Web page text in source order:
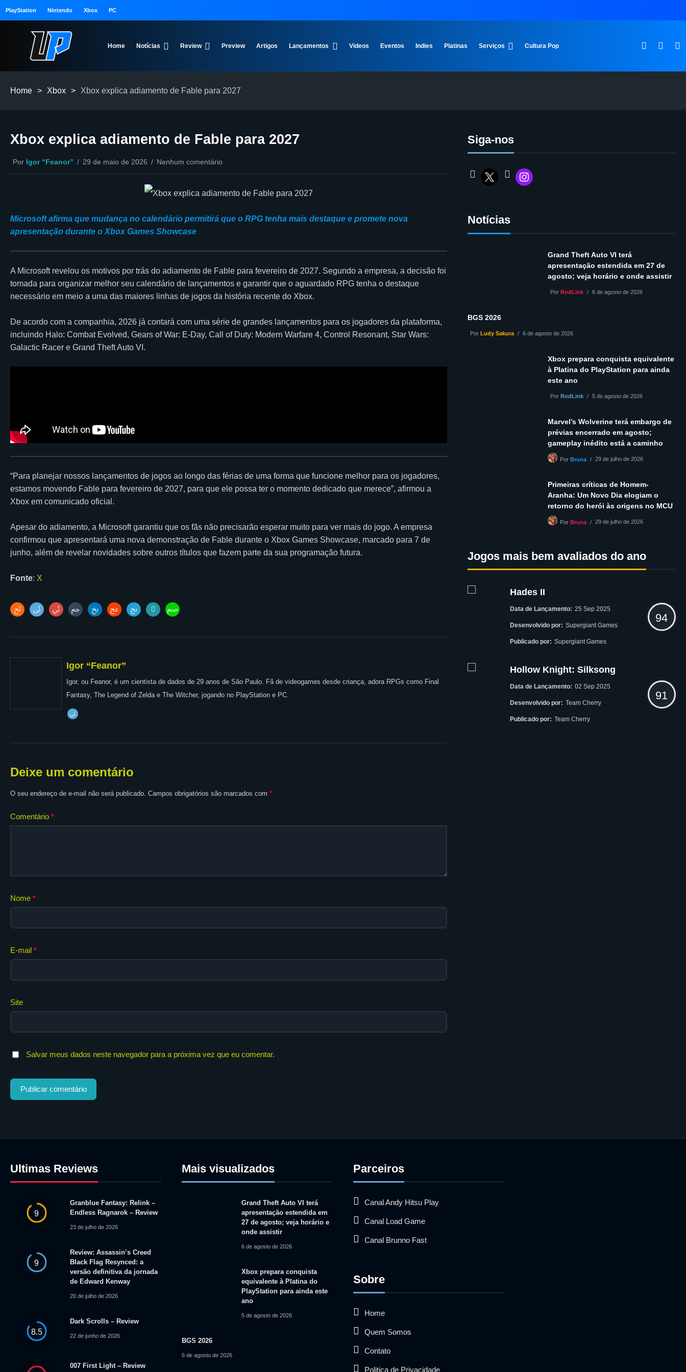
PlayStation Nintendo Xbox PC
Home Notícias Review Preview Artigos Lançamentos Videos Eventos Indies Platinas Serviços Cultura Pop
Home > Xbox > Xbox explica adiamento de Fable para 2027
Xbox explica adiamento de Fable para 2027
Por Igor “Feanor” 29 de maio de 2026 Nenhum comentário
Microsoft afirma que mudança no calendário permitirá que o RPG tenha mais destaque e promete nova
apresentação durante o Xbox Games Showcase
A Microsoft revelou os motivos por trás do adiamento de Fable para fevereiro de 2027. Segundo a empresa, a decisão foi
tomada para organizar melhor seu calendário de lançamentos e garantir que o aguardado RPG tenha o destaque
necessário em meio a uma das maiores linhas de jogos da história recente do Xbox.
De acordo com a companhia, 2026 já contará com uma série de grandes lançamentos para os jogadores da plataforma,
incluindo Halo: Combat Evolved, Gears of War: E-Day, Call of Duty: Modern Warfare 4, Control Resonant, Star Wars:
Galactic Racer e Grand Theft Auto VI .
“Para planejar nossos lançamentos de jogos ao longo das férias de uma forma que funcione melhor para os jogadores,
estamos movendo Fable para fevereiro de 2027, para que ele possa ter o momento dedicado que merece”, afirmou a
Xbox em comunicado oficial.
Apesar do adiamento, a Microsoft garantiu que os fãs não precisarão esperar muito para ver mais do jogo. A empresa
confirmou que apresentará uma nova demonstração de Fable durante o Xbox Games Showcase, marcado para 7 de
junho, além de revelar novidades sobre outros títulos que fazem parte da sua programação futura.
Fonte: X
Igor “Feanor”
Igor, ou Feanor, é um cientista de dados de 29 anos de São Paulo. Fã de videogames desde criança, adora RPGs como Final
Fantasy, The Legend of Zelda e The Witcher, jogando no PlayStation e PC.
Deixe um comentário
O seu endereço de e-mail não será publicado. Campos obrigatórios são marcados com *
Comentário *
Nome *
E-mail *
Site
Salvar meus dados neste navegador para a próxima vez que eu comentar.
Siga-nos
Notícias
Grand Theft Auto VI terá
apresentação estendida em 27 de
agosto; veja horário e onde assistir
Por RodLink 6 de agosto de 2026
BGS 2026
PorLudy Sakura 6 de agosto de 2026
Xbox prepara conquista equivalente
à Platina do PlayStation para ainda
este ano
Por RodLink 5 de agosto de 2026
Marvel’s Wolverine terá embargo de
prévias encerrado em agosto;
gameplay inédito está a caminho
PorBruna 29 de julho de 2026
Primeiras críticas de Homem-
Aranha: Um Novo Dia elogiam o
retorno do herói às origens no MCU
PorBruna 29 de julho de 2026
Jogos mais bem avaliados do ano
Hades II
Data de Lançamento: 25 Sep 2025
Desenvolvido por: Supergiant Games
Publicado por: Supergiant Games
94
Hollow Knight: Silksong
Data de Lançamento: 02 Sep 2025
Desenvolvido por: Team Cherry
Publicado por: Team Cherry
91
Ultimas Reviews
9
Granblue Fantasy: Relink –
Endless Ragnarok – Review
23 de julho de 2026
9
Review: Assassin’s Creed
Black Flag Resynced: a
versão definitiva da jornada
de Edward Kenway
20 de julho de 2026
8.5
Dark Scrolls – Review
22 de junho de 2026
007 First Light – Review
Mais visualizados
Grand Theft Auto VI terá
apresentação estendida em
27 de agosto; veja horário e
onde assistir
6 de agosto de 2026
Xbox prepara conquista
equivalente à Platina do
PlayStation para ainda este
ano
5 de agosto de 2026
BGS 2026
6 de agosto de 2026
Parceiros
Canal Andy Hitsu Play
Canal Load Game
Canal Brunno Fast
Sobre
Home
Quem Somos
Contato
Politica de Privacidade